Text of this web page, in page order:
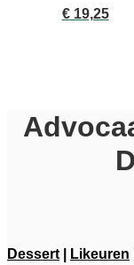
€19,25
Dessert Likeuren